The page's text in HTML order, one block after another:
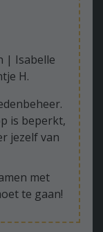
| Isabelle
H.
is beperkt,
jezelf van
met
te gaan!